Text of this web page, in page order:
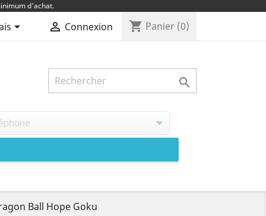
d'achat.
  Connexion shopping_cart Panier (0)

Ball Hope Goku